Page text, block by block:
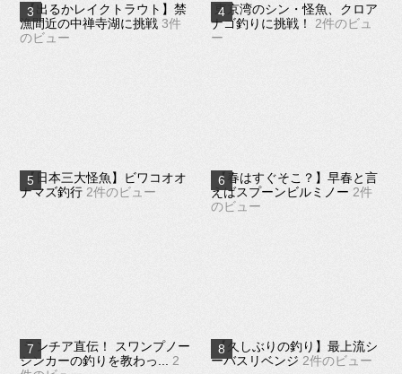
【出るかレイクトラウト】禁
漁間近の中禅寺湖に挑戦 3件
のビュー
東京湾のシン・怪魚、クロア
ナゴ釣りに挑戦！
2件のビュ
ー
【日本三大怪魚】ビワコオオ
ナマズ釣行 2件のビュー
【春はすぐそこ？】早春と言
えばスプーンビルミノー 2件
のビュー
ランチア直伝！ スワンプノー
シンカーの釣りを教わっ... 2
【久しぶりの釣り】最上流シ
ーバスリベンジ 2件のビュー